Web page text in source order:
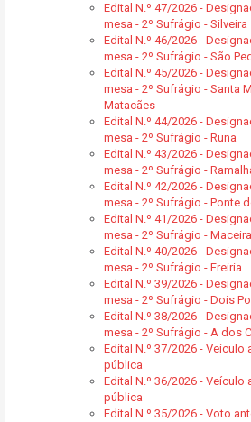
Edital N.º 47/2026 -
mesa - 2º Sufrágio - Silveira
Edital N.º 46/2026 -
mesa - 2º Sufrágio - São
Edital N.º 45/2026 -
mesa - 2º Sufrágio - Santa
Matacães
Edital N.º 44/2026 -
mesa - 2º Sufrágio - Runa
Edital N.º 43/2026 -
mesa - 2º Sufrágio -
Edital N.º 42/2026 -
mesa - 2º Sufrágio - Ponte
Edital N.º 41/2026 -
mesa - 2º Sufrágio - Maceira
Edital N.º 40/2026 -
mesa - 2º Sufrágio - Freiria
Edital N.º 39/2026 -
mesa - 2º Sufrágio - Dois
Edital N.º 38/2026 -
mesa - 2º Sufrágio - A dos
Edital N.º 37/2026 - Veículo
pública
Edital N.º 36/2026 - Veículo
pública
Edital N.º 35/2026 - Voto